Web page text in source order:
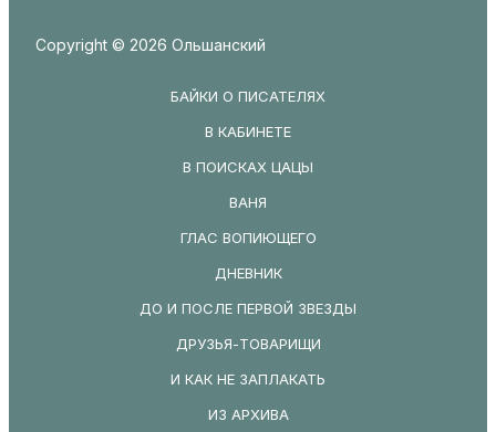
Copyright © 2026 Ольшанский
БАЙКИ О ПИСАТЕЛЯХ
В КАБИНЕТЕ
В ПОИСКАХ ЦАЦЫ
ВАНЯ
ГЛАС ВОПИЮЩЕГО
ДНЕВНИК
ДО И ПОСЛЕ ПЕРВОЙ ЗВЕЗДЫ
ДРУЗЬЯ-ТОВАРИЩИ
И КАК НЕ ЗАПЛАКАТЬ
ИЗ АРХИВА